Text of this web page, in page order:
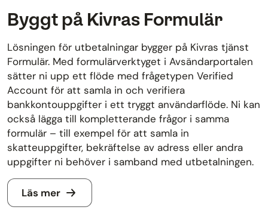
Byggt på Kivras Formulär
Lösningen för utbetalningar bygger på Kivras tjänst
Formulär. Med formulärverktyget i Avsändarportalen
sätter ni upp ett flöde med frågetypen Verified
Account för att samla in och verifiera
bankkontouppgifter i ett tryggt användarflöde. Ni kan
också lägga till kompletterande frågor i samma
formulär – till exempel för att samla in
skatteuppgifter, bekräftelse av adress eller andra
uppgifter ni behöver i samband med utbetalningen.
Läs mer